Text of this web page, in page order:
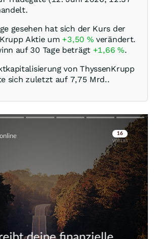
gesehen hat sich der Kurs der
Aktie um +3,50 % verändert.
auf 30 Tage beträgt +1,66 %.
von ThyssenKrupp
sich zuletzt auf 7,75 Mrd..
Skip